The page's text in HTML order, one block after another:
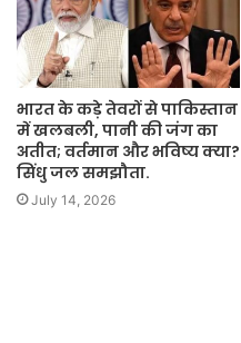
भारत के कड़े तेवरों से पाकिस्तान
में खलबली, पानी की जंग का
अतीत; वर्तमान और भविष्य क्या?
सिंधु जल समझौता.
July 14, 2026